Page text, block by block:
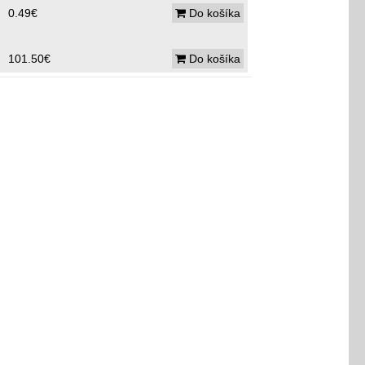
0.49€ Do košíka
101.50€ Do košíka